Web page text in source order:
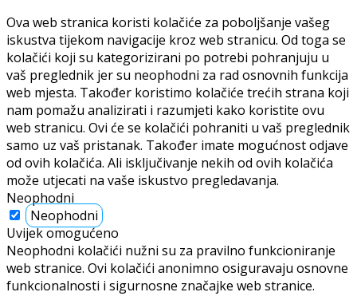
Ova web stranica koristi kolačiće za poboljšanje vašeg
iskustva tijekom navigacije kroz web stranicu. Od toga se
kolačići koji su kategorizirani po potrebi pohranjuju u
vaš preglednik jer su neophodni za rad osnovnih funkcija
web mjesta. Također koristimo kolačiće trećih strana koji
nam pomažu analizirati i razumjeti kako koristite ovu
web stranicu. Ovi će se kolačići pohraniti u vaš preglednik
samo uz vaš pristanak. Također imate mogućnost odjave
od ovih kolačića. Ali isključivanje nekih od ovih kolačića
može utjecati na vaše iskustvo pregledavanja.
Neophodni
Neophodni
Uvijek omogućeno
Neophodni kolačići nužni su za pravilno funkcioniranje
web stranice. Ovi kolačići anonimno osiguravaju osnovne
funkcionalnosti i sigurnosne značajke web stranice.